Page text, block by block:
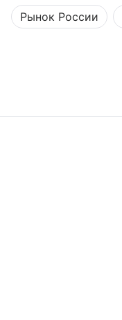
Рынок России